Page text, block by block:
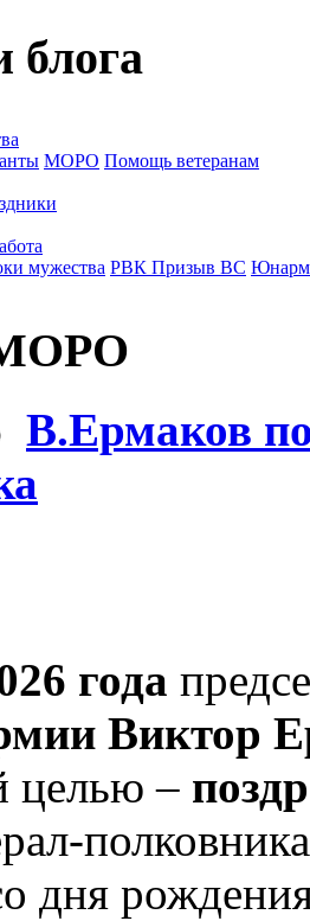
блога
МОРО Помощь ветеранам
мужества РВК Призыв ВС
В.Ермаков
года
Виктор
целью –
дня